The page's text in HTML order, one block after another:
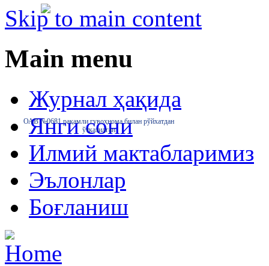
Skip to main content
Main menu
Журнал ҳақида
Янги сони
Илмий мактабларимиз
Эълонлар
Боғланиш
ОАВ №0681 рақамли гувоҳнома билан рўйхатдан
ўтказилган